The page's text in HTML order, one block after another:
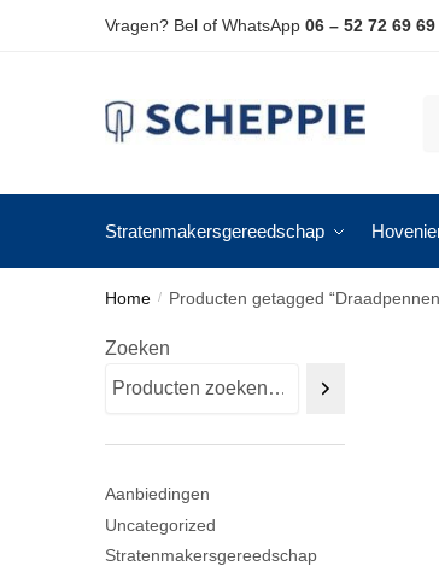
Vragen? Bel of WhatsApp 06 – 52 72 69 69
Stratenmakersgereedschap
Home / Producten getagged
Zoeken
Aanbiedingen
Uncategorized
Stratenmakersgereedschap